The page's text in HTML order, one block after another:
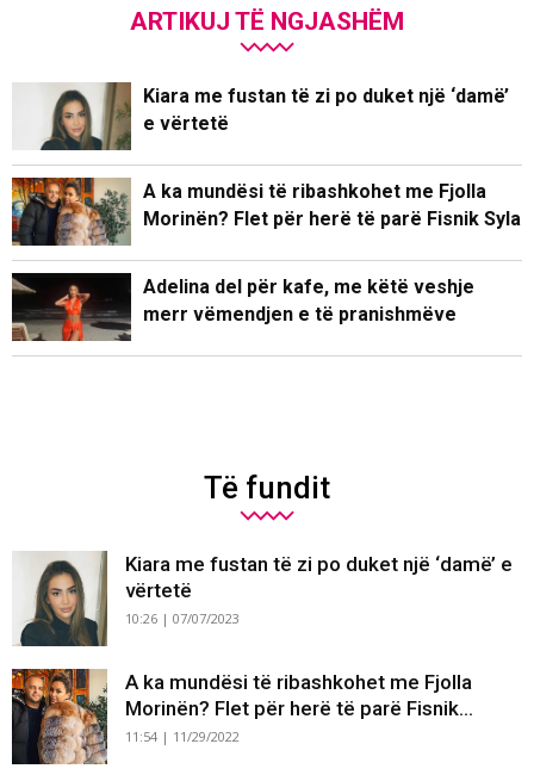
ARTIKUJ TË NGJASHËM
Kiara me fustan të zi po duket një ‘damë’
e vërtetë
A ka mundësi të ribashkohet me Fjolla
Morinën? Flet për herë të parë Fisnik Syla
Adelina del për kafe, me këtë veshje
merr vëmendjen e të pranishmëve
Të fundit
Kiara me fustan të zi po duket një ‘damë’ e
vërtetë
10:26 | 07/07/2023
A ka mundësi të ribashkohet me Fjolla
Morinën? Flet për herë të parë Fisnik...
11:54 | 11/29/2022